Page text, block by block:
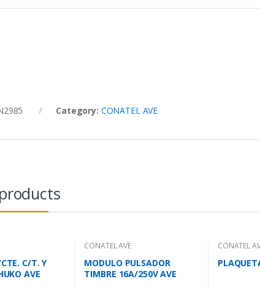
Category: CONATEL AVE
C/T. Y
AVE
CONATEL AVE
MODULO PULSADOR
TIMBRE 16A/250V AVE
CONATEL